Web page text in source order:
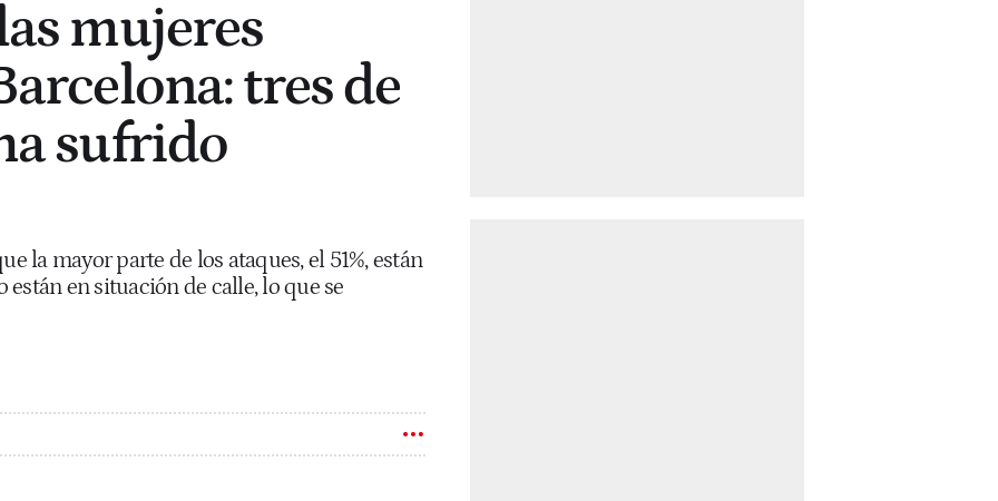
mujeres
tres de
sufrido
la mayor parte de los ataques, el 51%, están
en situación de calle, lo que se